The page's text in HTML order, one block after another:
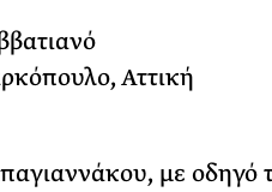
Αττική
με οδηγό